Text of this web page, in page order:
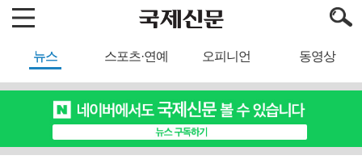
뉴스 스포츠·연예 오피니언 동영상